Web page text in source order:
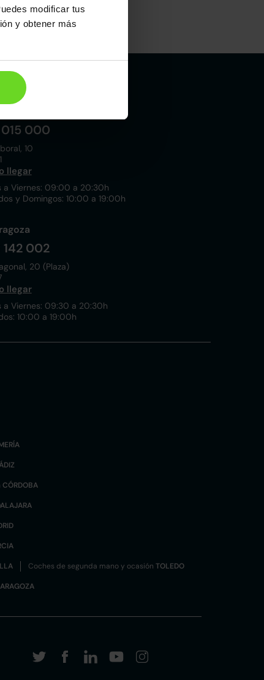
modificar tus
y obtener más
015 000
10
llegar
a Viernes: 09:00 a 20:30h
y Domingos: 10:00 a 19:00h
142 002
20 (Plaza)
llegar
a Viernes: 09:30 a 20:30h
10:00 a 19:00h
CÓRDOBA
Coches de segunda mano y ocasión TOLEDO